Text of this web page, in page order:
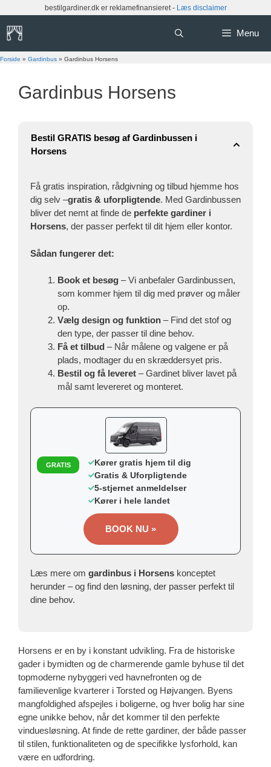
indhold
bestilgardiner.dk er reklamefinansieret - Læs disclaimer
Menu
Forside » Gardinbus » Gardinbus Horsens
Gardinbus Horsens
Bestil GRATIS besøg af Gardinbussen i
Horsens
Få gratis inspiration, rådgivning og tilbud hjemme hos
dig selv –gratis & uforpligtende. Med Gardinbussen
bliver det nemt at finde de perfekte gardiner i
Horsens, der passer perfekt til dit hjem eller kontor.
Sådan fungerer det:
Book et besøg – Vi anbefaler Gardinbussen,
som kommer hjem til dig med prøver og måler
op.
Vælg design og funktion – Find det stof og
den type, der passer til dine behov.
Få et tilbud – Når målene og valgene er på
plads, modtager du en skræddersyet pris.
Bestil og få leveret – Gardinet bliver lavet på
mål samt levereret og monteret.
GRATIS
Kører gratis hjem til dig
Gratis & Uforpligtende
5-stjernet anmeldelser
Kører i hele landet
BOOK NU »
Læs mere om gardinbus i Horsens konceptet
herunder – og find den løsning, der passer perfekt til
dine behov.
Horsens er en by i konstant udvikling. Fra de historiske
gader i bymidten og de charmerende gamle byhuse til det
topmoderne nybyggeri ved havnefronten og de
familievenlige kvarterer i Torsted og Højvangen. Byens
mangfoldighed afspejles i boligerne, og hver bolig har sine
egne unikke behov, når det kommer til den perfekte
vinduesløsning. At finde de rette gardiner, der både passer
til stilen, funktionaliteten og de specifikke lysforhold, kan
være en udfordring.